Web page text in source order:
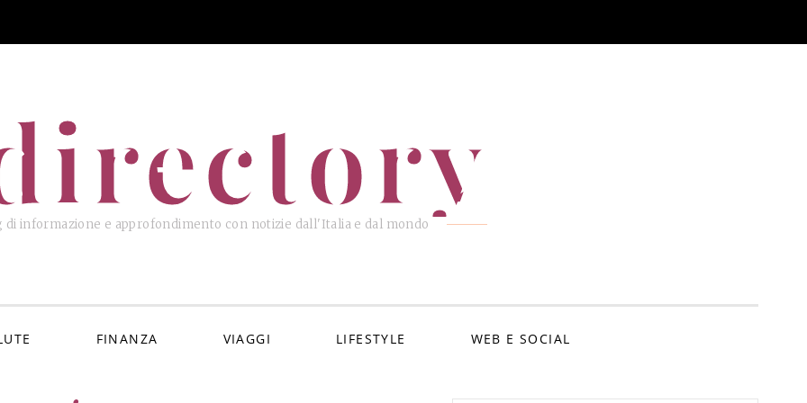
di informazione e approfondimento con notizie dall'Italia e dal mondo
FINANZA VIAGGI LIFESTYLE WEB E SOCIAL